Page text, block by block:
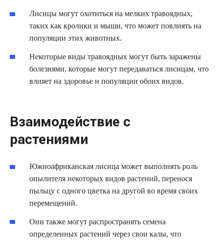
Лисицы могут охотиться на мелких травоядных,
таких как кролики и мыши, что может повлиять на
популяции этих животных.
Некоторые виды травоядных могут быть заражены
болезнями, которые могут передаваться лисицам, что
влияет на здоровье и популяции обоих видов.
Взаимодействие с
растениями
Южноафриканская лисица может выполнять роль
опылителя некоторых видов растений, перенося
пыльцу с одного цветка на другой во время своих
перемещений.
Они также могут распространять семена
определенных растений через свои калы, что